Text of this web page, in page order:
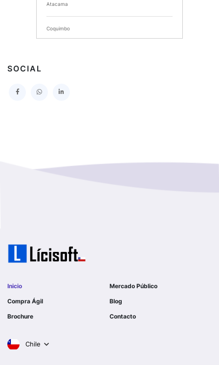
SERVICIO DE SALUD DEL MAULE HOSPITAL DE
TALCA
I MUNICIPALIDAD DE PROVIDENCIA
SERVICIO DE SALUD TALCAHUANO HOSPITAL DE
GOBERNACION PROVINCIAL DE TALCA
I MUNICIPALIDAD DE GORBEA
I MUNICIPALIDAD DE NINHUE
Atacama
Coquimbo
Region Del Biobio
Tarapaca
SOCIAL
Inicio Mercado Público
Compra Ágil Blog
Brochure Contacto
Chile